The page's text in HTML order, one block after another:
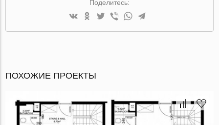
Поделитесь:
ПОХОЖИЕ ПРОЕКТЫ